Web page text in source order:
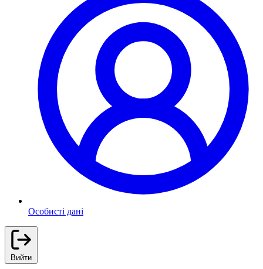
Особисті дані
Вийти